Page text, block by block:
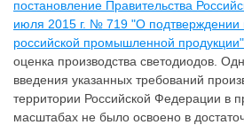
постановление Правительства
июля 2015 г. № 719 "О подтверждении
российской промышленной продукции"
оценка производства светодиодов.
введения указанных требований
территории Российской Федерации в
масштабах не было освоено в